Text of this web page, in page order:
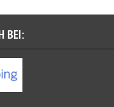
BEI: